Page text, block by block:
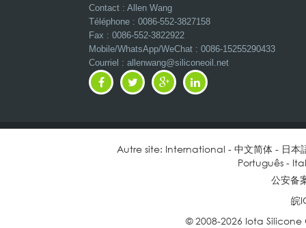
Contact : Allen Wang
Téléphone : 0086-552-3827158
Fax : 0086-552-3822922
Mobile/WhatsApp/WeChat : 0086-15255290433
Courriel : allenwang@siliconeoil.net
Autre site: International - 中文简体- 日本
Português -
公安备
皖
© 2008-2026 Iota Silicone